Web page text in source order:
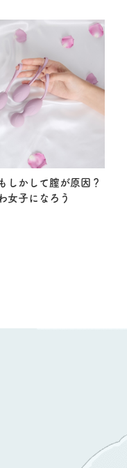
しかして膣が原因？
女子になろう